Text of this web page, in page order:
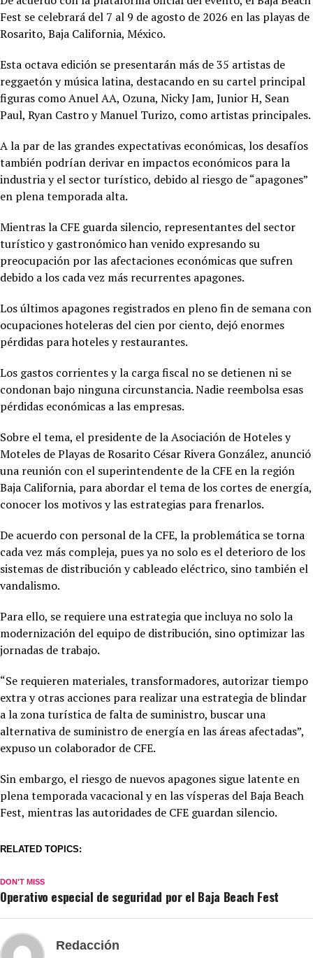
Fest se celebrará del 7 al 9 de agosto de 2026 en las playas de
Rosarito, Baja California, México.
Esta octava edición se presentarán más de 35 artistas de
reggaetón y música latina, destacando en su cartel principal
figuras como Anuel AA, Ozuna, Nicky Jam, Junior H, Sean
Paul, Ryan Castro y Manuel Turizo, como artistas principales.
A la par de las grandes expectativas económicas, los desafíos
también podrían derivar en impactos económicos para la
industria y el sector turístico, debido al riesgo de “apagones”
en plena temporada alta.
Mientras la CFE guarda silencio, representantes del sector
turístico y gastronómico han venido expresando su
preocupación por las afectaciones económicas que sufren
debido a los cada vez más recurrentes apagones.
Los últimos apagones registrados en pleno fin de semana con
ocupaciones hoteleras del cien por ciento, dejó enormes
pérdidas para hoteles y restaurantes.
Los gastos corrientes y la carga fiscal no se detienen ni se
condonan bajo ninguna circunstancia. Nadie reembolsa esas
pérdidas económicas a las empresas.
Sobre el tema, el presidente de la Asociación de Hoteles y
Moteles de Playas de Rosarito César Rivera González, anunció
una reunión con el superintendente de la CFE en la región
Baja California, para abordar el tema de los cortes de energía,
conocer los motivos y las estrategias para frenarlos.
De acuerdo con personal de la CFE, la problemática se torna
cada vez más compleja, pues ya no solo es el deterioro de los
sistemas de distribución y cableado eléctrico, sino también el
vandalismo.
Para ello, se requiere una estrategia que incluya no solo la
modernización del equipo de distribución, sino optimizar las
jornadas de trabajo.
“Se requieren materiales, transformadores, autorizar tiempo
extra y otras acciones para realizar una estrategia de blindar
a la zona turística de falta de suministro, buscar una
alternativa de suministro de energía en las áreas afectadas”,
expuso un colaborador de CFE.
Sin embargo, el riesgo de nuevos apagones sigue latente en
plena temporada vacacional y en las vísperas del Baja Beach
Fest, mientras las autoridades de CFE guardan silencio.
RELATED TOPICS:
DON'T MISS
Operativo especial de seguridad por el Baja Beach Fest
Redacción